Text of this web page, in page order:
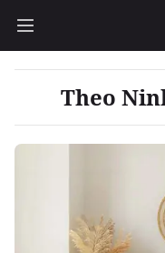
Theo